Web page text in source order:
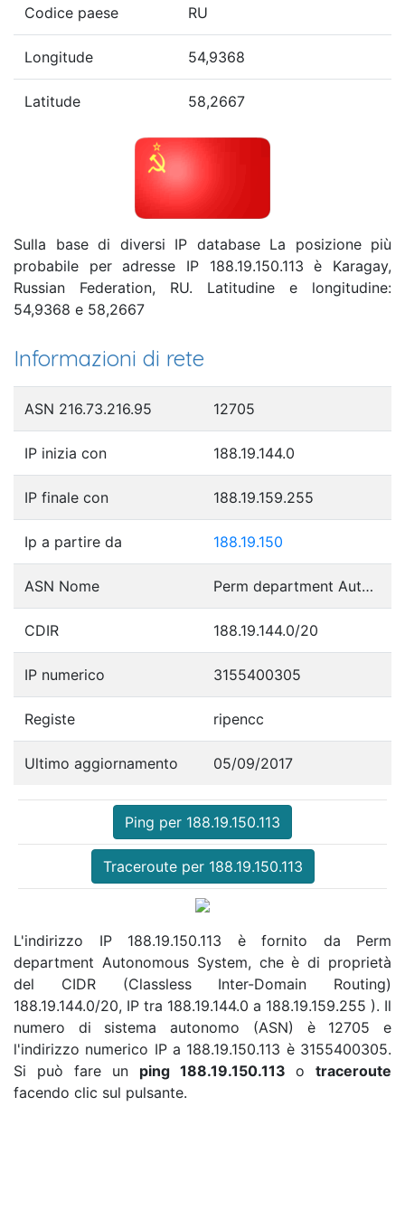
Codice paese RU
Longitude 54,9368
Latitude 58,2667
Sulla base di diversi IP database La posizione più
probabile per adresse IP 188.19.150.113 è Karagay,
Russian Federation, RU. Latitudine e longitudine:
54,9368 e 58,2667
Informazioni di rete
ASN 216.73.216.95 12705
IP inizia con 188.19.144.0
IP finale con 188.19.159.255
Ip a partire da 188.19.150
ASN Nome Perm department Autonomous System
CDIR 188.19.144.0/20
IP numerico 3155400305
Registe ripencc
Ultimo aggiornamento 05/09/2017
Ping per 188.19.150.113
Traceroute per 188.19.150.113
L'indirizzo IP 188.19.150.113 è fornito da Perm
department Autonomous System, che è di proprietà
del CIDR (Classless Inter-Domain Routing)
188.19.144.0/20, IP tra 188.19.144.0 a 188.19.159.255 ). Il
numero di sistema autonomo (ASN) è 12705 e
l'indirizzo numerico IP a 188.19.150.113 è 3155400305.
Si può fare un ping 188.19.150.113 o traceroute
facendo clic sul pulsante.